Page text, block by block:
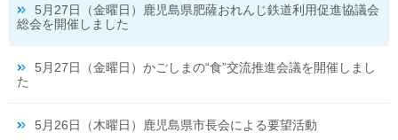
5月27日（金曜日）鹿児島県肥薩おれんじ鉄道利用促進協議会
総会を開催しました
5月27日（金曜日）かごしまの“食”交流推進会議を開催しまし
た
5月26日（木曜日）鹿児島県市長会による要望活動